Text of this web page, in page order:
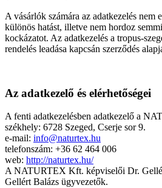
A vásárlók számára az adatkezelés nem
különös hatást, illetve nem hordoz
kockázatot. Az adatkezelés a tropus-
rendelés leadása kapcsán szerződés
Az adatkezelő és elérhetőségei
A fenti adatkezelésben adatkezelő a
székhely: 6728 Szeged, Cserje sor 9.
e-mail: info@naturtex.hu
telefonszám: +36 62 464 006
web: http://naturtex.hu/
A NATURTEX Kft. képviselői Dr.
Gellért Balázs ügyvezetők.